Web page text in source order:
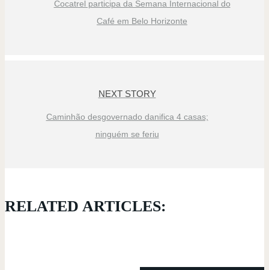
Cocatrel participa da Semana Internacional do
Café em Belo Horizonte
NEXT STORY
Caminhão desgovernado danifica 4 casas;
ninguém se feriu
RELATED ARTICLES: